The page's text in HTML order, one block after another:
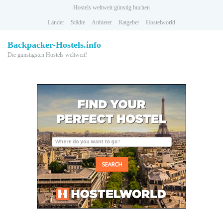
Hostels weltweit günstig buchen
Länder Städte Anbieter Ratgeber Hostelworld
Backpacker-Hostels.info
Die günstigsten Hostels weltweit!